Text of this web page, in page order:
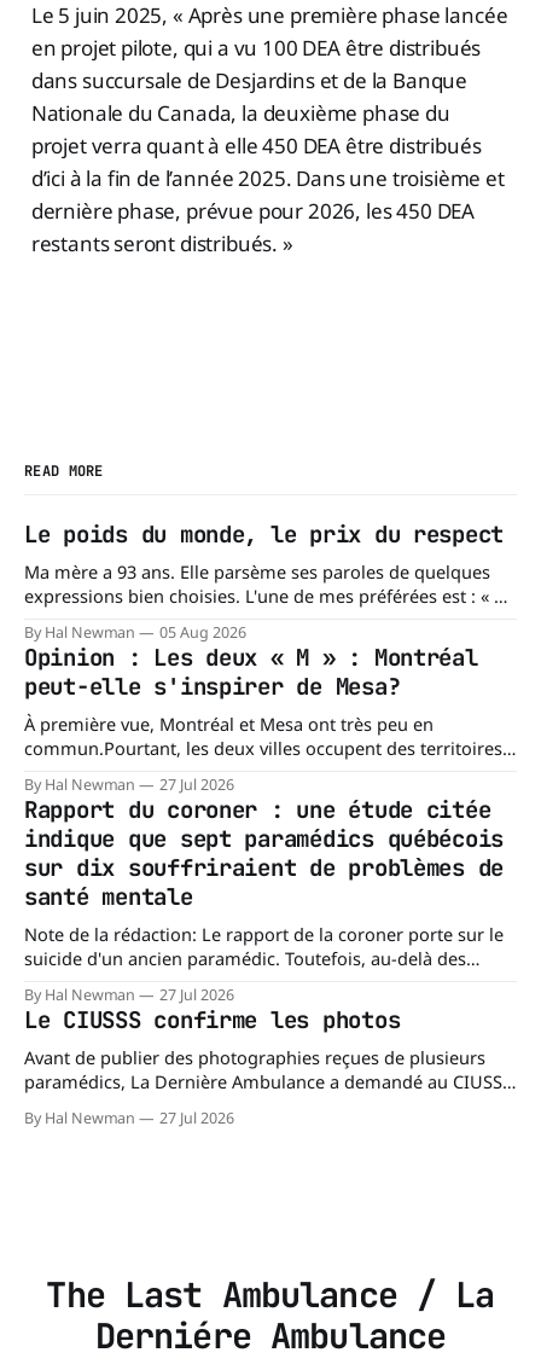
Le 5 juin 2025, « Après une première phase lancée
en projet pilote, qui a vu 100 DEA être distribués
dans succursale de Desjardins et de la Banque
Nationale du Canada, la deuxième phase du
projet verra quant à elle 450 DEA être distribués
d’ici à la fin de l’année 2025. Dans une troisième et
dernière phase, prévue pour 2026, les 450 DEA
restants seront distribués. »
READ MORE
Le poids du monde, le prix du respect
Ma mère a 93 ans. Elle parsème ses paroles de quelques
expressions bien choisies. L'une de mes préférées est : « À
chacun son mishegoss. » Mishegoss est un mot yiddish qui
évoque la folie, les lubies, les absurdités de la vie. Chacun
porte les siennes. Elle en a d'
By Hal Newman 05 Aug 2026
Opinion : Les deux « M » : Montréal
peut-elle s'inspirer de Mesa?
À première vue, Montréal et Mesa ont très peu en
commun.Pourtant, les deux villes occupent des territoires
comparables. Mesa, en Arizona, couvre environ 359 km²
(138,7 milles carrés), alors que l'île de Montréal s'étend sur
près de 499 km². La différence n'est
By Hal Newman 27 Jul 2026
Rapport du coroner : une étude citée
indique que sept paramédics québécois
sur dix souffriraient de problèmes de
santé mentale
Note de la rédaction: Le rapport de la coroner porte sur le
suicide d'un ancien paramédic. Toutefois, au-delà des
circonstances ayant mené à cette enquête, il s'intéresse à
une question plus large : les blessures psychologiques chez
les paramédics et les mécanismes de soutien qui leur
By Hal Newman 27 Jul 2026
Le CIUSSS confirme les photos
Avant de publier des photographies reçues de plusieurs
paramédics, La Dernière Ambulance a demandé au CIUSSS
du Nord-de-l'Île-de-Montréal de confirmer leur authenticité
ainsi que leur utilisation. Dans un courriel transmis à La
By Hal Newman 27 Jul 2026
The Last Ambulance / La
Derniére Ambulance